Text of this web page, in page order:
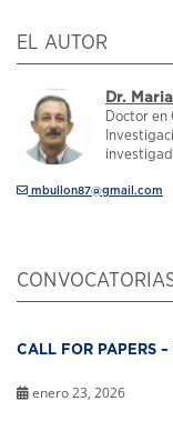
EL AUTOR
Dr.
Doctor en
mbullon87@gmail.com
CALL FOR PAPERS
enero 23, 2026